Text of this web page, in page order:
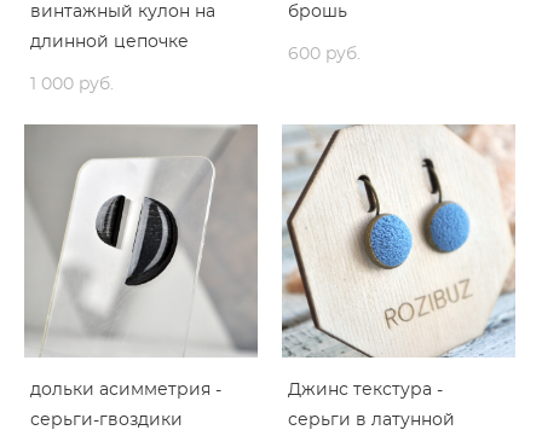
винтажный кулон на
длинной цепочке
1 000 pуб.
брошь
600 pуб.
дольки асимметрия -
серьги-гвоздики
Джинс текстура -
серьги в латунной